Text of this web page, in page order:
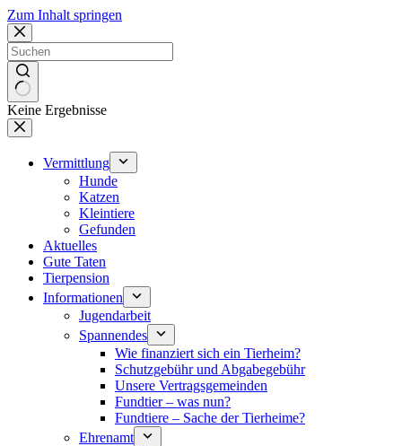
Zum Inhalt springen
Keine Ergebnisse
Vermittlung
Hunde
Katzen
Kleintiere
Gefunden
Aktuelles
Gute Taten
Tierpension
Informationen
Jugendarbeit
Spannendes
Wie finanziert sich ein Tierheim?
Schutzgebühr und Abgabegebühr
Unsere Vertragsgemeinden
Fundtier – was nun?
Fundtiere – Sache der Tierheime?
Ehrenamt